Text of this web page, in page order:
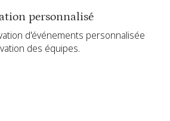
personnalisé
d'événements personnalisée
des équipes.